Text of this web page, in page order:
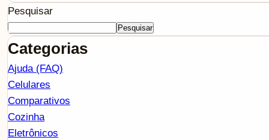
Pesquisar
Pesquisar
Categorias
Ajuda (FAQ)
Celulares
Comparativos
Cozinha
Eletrônicos